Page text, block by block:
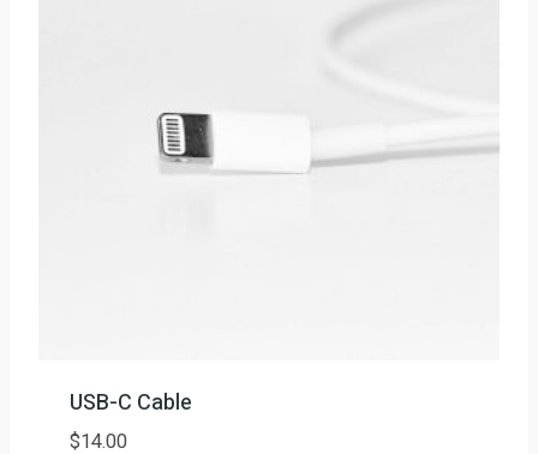
USB-C Cable
$14.00